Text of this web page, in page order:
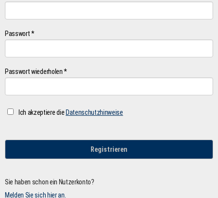
Passwort *
Passwort wiederholen *
Ich akzeptiere die Datenschutzhinweise
Registrieren
Sie haben schon ein Nutzerkonto?
Melden Sie sich hier an.